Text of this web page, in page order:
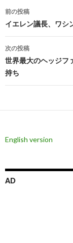
投
稿
ナ
ビ
ゲ
シ
前の投稿
イエレン議長、ワシ
次の投稿
世界最大のヘッジフ
持ち
English version
AD